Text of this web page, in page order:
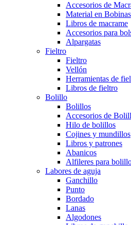
Accesorios de
Material en Bobinas
Libros de macrame
Accesorios para
Alpargatas
Fieltro
Fieltro
Vellón
Herramientas de
Libros de fieltro
Bolillo
Bolillos
Accesorios de
Hilo de bolillos
Cojines y mundillos
Libros y patrones
Abanicos
Alfileres para
Labores de aguja
Ganchillo
Punto
Bordado
Lanas
Algodones